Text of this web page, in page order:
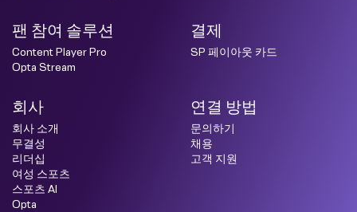
팬 참여 솔루션
Content Player Pro
Opta Stream
결제
SP 페이아웃 카드
회사
회사 소개
무결성
리더십
여성 스포츠
스포츠 AI
Opta
연결 방법
문의하기
채용
고객 지원